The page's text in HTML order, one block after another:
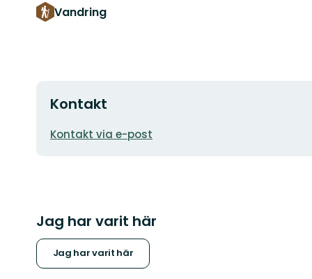
Vandring
Kontakt
E-
Kontakt via e-post
Jag har varit här
Jag har varit här